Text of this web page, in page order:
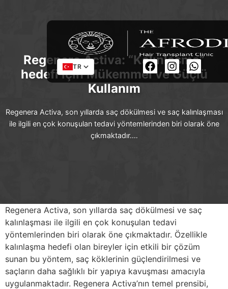
TR
Regenera Activa: “Kalınlaşma”
hedefi için Mükemmel ve Güçlü
Kullanım
Regenera Activa, son yıllarda saç dökülmesi ve saç kalınlaşması
ile ilgili en çok konuşulan tedavi yöntemlerinden biri olarak öne
çıkmaktadır.…
Regenera Activa, son yıllarda saç dökülmesi ve saç
kalınlaşması ile ilgili en çok konuşulan tedavi
yöntemlerinden biri olarak öne çıkmaktadır. Özellikle
kalınlaşma hedefi olan bireyler için etkili bir çözüm
sunan bu yöntem, saç köklerinin güçlendirilmesi ve
saçların daha sağlıklı bir yapıya kavuşması amacıyla
uygulanmaktadır. Regenera Activa’nın temel prensibi,